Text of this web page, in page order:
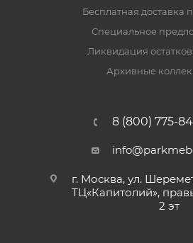
Бесплатная доставка
Специальное
Ликвидация
Архивные
8 (800) 775-
г. Москва, ул.
ТЦ«Капитолий»,
2 эт